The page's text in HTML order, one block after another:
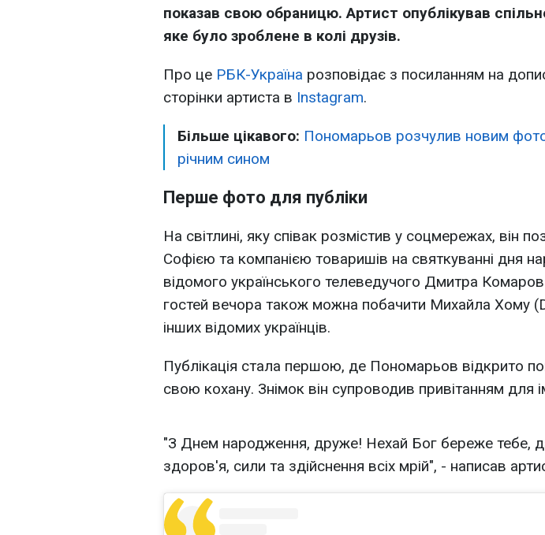
показав свою обраницю. Артист опублікував
яке було зроблене в колі друзів.
Про це РБК-Україна розповідає з посиланням на
сторінки артиста в Instagram.
Більше цікавого: Пономарьов розчулив новим
річним сином
Перше фото для публіки
На світлині, яку співак розмістив у соцмережах, він
Софією та компанією товаришів на святкуванні дня
відомого українського телеведучого Дмитра
гостей вечора також можна побачити Михайла Хому
інших відомих українців.
Публікація стала першою, де Пономарьов відкрито
свою кохану. Знімок він супроводив привітанням для
"З Днем народження, друже! Нехай Бог береже тебе,
здоров'я, сили та здійснення всіх мрій", - написав